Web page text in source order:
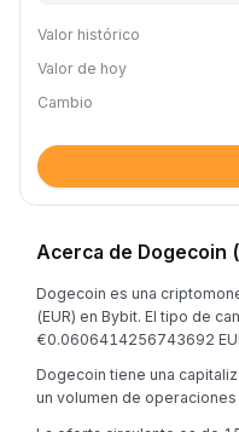
Valor histórico
Valor de hoy
Cambio
Acerca de Dogecoin
Dogecoin es una
(EUR) en Bybit. El tipo de
€0.0606414256743692
Dogecoin tiene una
un volumen de